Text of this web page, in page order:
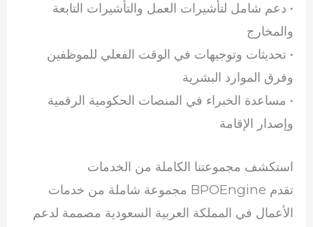
• دعم شامل لتأشيرات العمل والتأشيرات التابعة
والمخارج
• تحديثات وتوجيهات في الوقت الفعلي للموظفين
وفرق الموارد البشرية
• مساعدة الخبراء في المنصات الحكومية الرقمية
وإصدار الإقامة
استكشف مجموعتنا الكاملة من الخدمات
تقدم BPOEngine مجموعة شاملة من خدمات
الأعمال في المملكة العربية السعودية مصممة لدعم